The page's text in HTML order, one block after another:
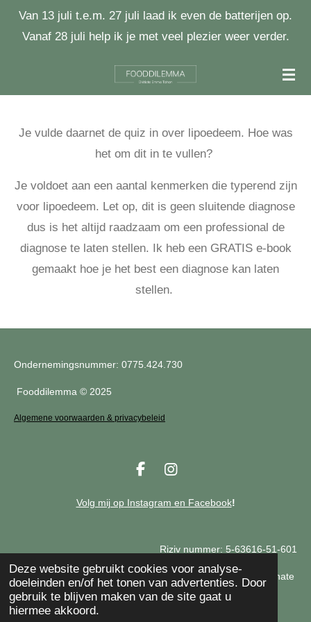
Deze website gebruikt cookies voor analyse-
doeleinden en/of het tonen van advertenties. Door
gebruik te blijven maken van de site gaat u
hiermee akkoord.
Ga
direct
hoofdinhoud
Van 13 juli t.e.m. 27 juli laad ik even de batterijen op.
Vanaf 28 juli help ik je met veel plezier weer verder.
Je vulde daarnet de quiz in over lipoedeem. Hoe was
het om dit in te vullen?
Je voldoet aan een aantal kenmerken die typerend zijn
voor lipoedeem. Let op, dit is geen sluitende diagnose
dus is het altijd raadzaam om een professional de
diagnose te laten stellen. Ik heb een GRATIS e-book
gemaakt hoe je het best een diagnose kan laten
stellen.
Ondernemingsnummer: 0775.424.730
Fooddilemma © 2025
Algemene voorwaarden & privacybeleid
F
c
k
I
s
g
a
m
Volg mij opInstagram en Facebook!
Riziv nummer: 5-63616-51-601
Ieper, Langemark & Wijtschate